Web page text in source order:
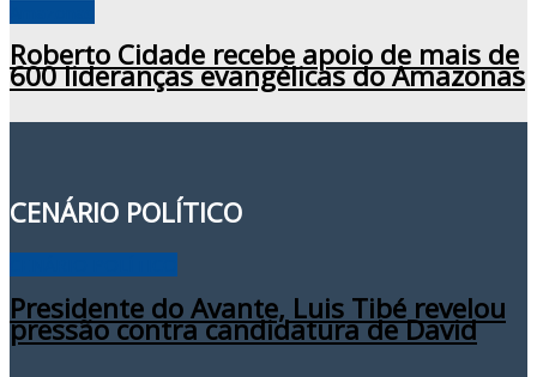
Roberto Cidade recebe apoio de mais de
600 lideranças evangélicas do Amazonas
CENÁRIO POLÍTICO
Presidente do Avante, Luis Tibé revelou
pressão contra candidatura de David